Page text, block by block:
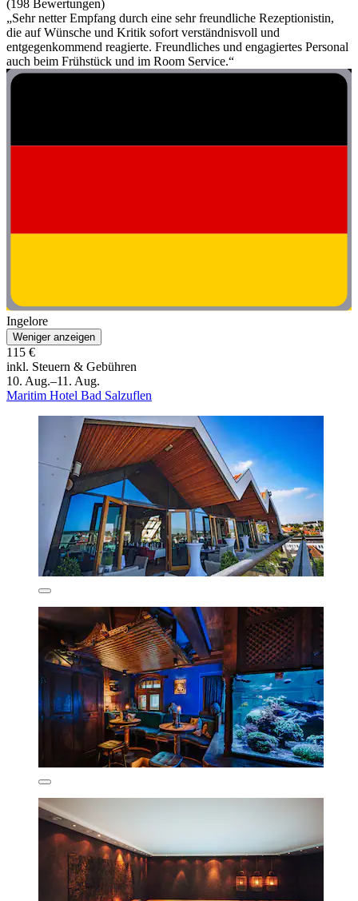
(198 Bewertungen)
„Sehr netter Empfang durch eine sehr freundliche Rezeptionistin,
die auf Wünsche und Kritik sofort verständnisvoll und
entgegenkommend reagierte. Freundliches und engagiertes Personal
auch beim Frühstück und im Room Service.“
Ingelore
Weniger anzeigen
115 €
inkl. Steuern & Gebühren
10. Aug.–11. Aug.
Maritim Hotel Bad Salzuflen